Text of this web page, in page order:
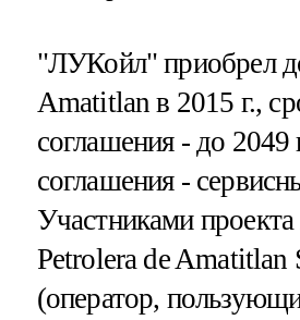
"ЛУКойл" приобрел
Amatitlan в 2015 г.,
соглашения - до 2049
соглашения -
Участниками
Petrolera de Amatitlan
(оператор,